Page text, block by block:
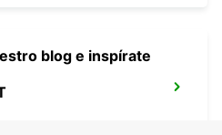
blog e inspírate